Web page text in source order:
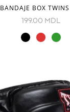
BANDAJE BOX
199.00 MDL